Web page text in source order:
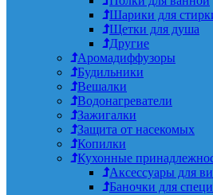
Шарики для
Щетки для душа
Другие
Аромадиффузоры
Будильники
Вешалки
Водонагреватели
Зажигалки
Защита от насекомых
Копилки
Кухонные
Аксессуары для
Баночки для